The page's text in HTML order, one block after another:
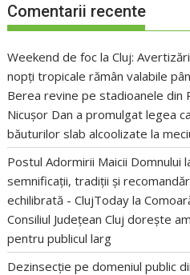
Comentarii recente
Weekend de foc la Cluj:
nopți tropicale rămân valabile
Berea revine pe stadioanele din
Nicușor Dan a promulgat legea
băuturilor slab alcoolizate la
Postul Adormirii Maicii Domnului
semnificații, tradiții și
echilibrată - ClujToday la
Consiliul Județean Cluj dorește
pentru publicul larg
Dezinsecție pe domeniul public